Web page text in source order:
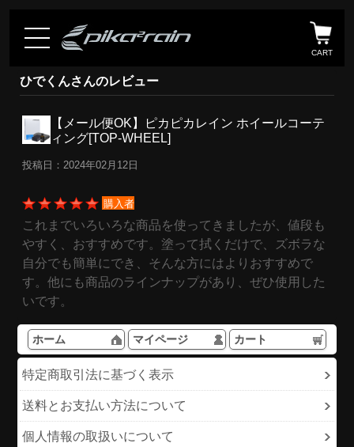
CART
ひでくんさんのレビュー
【メール便OK】ピカピカレイン ホイールコーテ
ィング[TOP-WHEEL]
投稿日：2024年02月12日
購入者
これまでいろいろな商品を使ってきましたが、値段も
やすく、おすすめです。塗って拭くだけで、ズボラな
自分でも簡単にでき、そんな方にはよりおすすめで
す。他にも商品のラインナップがあり、ぜひ使用した
いです。
ホーム マイページ カート
特定商取引法に基づく表示
送料とお支払い方法について
個人情報の取扱いについて